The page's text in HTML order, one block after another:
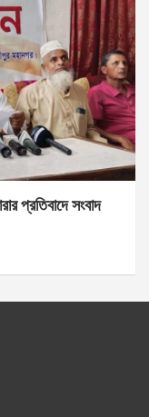
প্রতিবাদে সংবাদ